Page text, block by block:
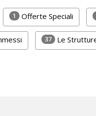
1 Offerte Speciali
37 Le